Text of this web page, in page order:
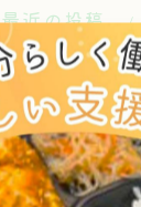
最近の投稿
Posts